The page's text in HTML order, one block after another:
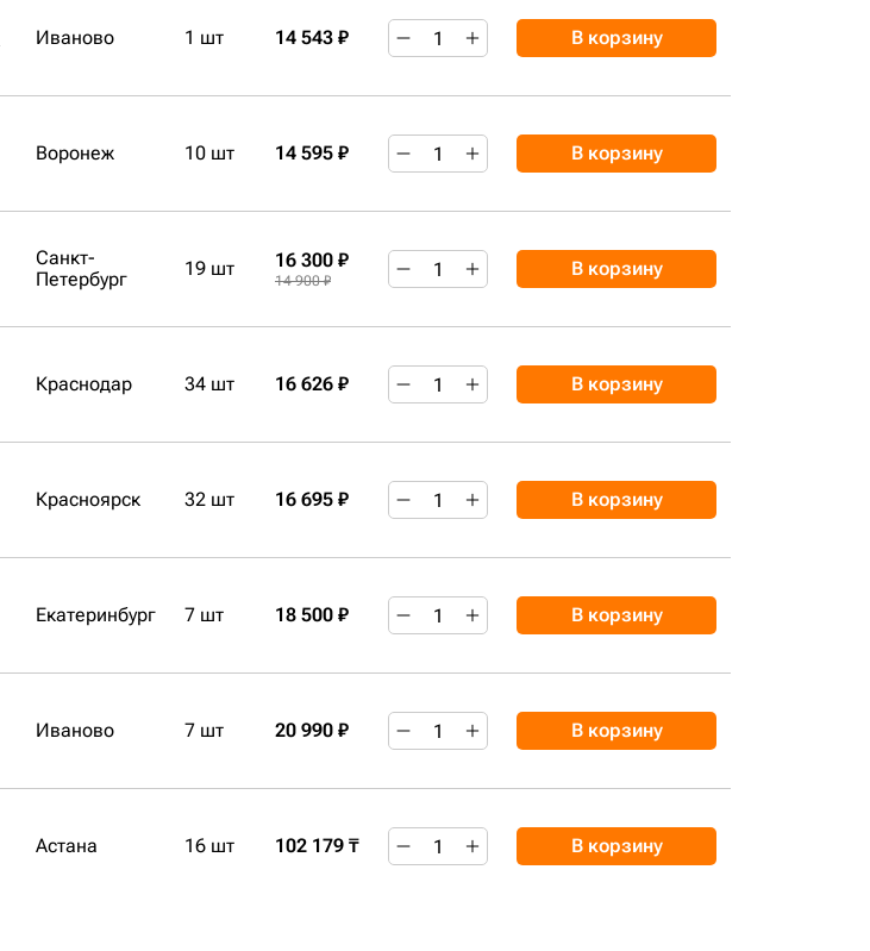
Иваново 1 шт 14 543 ₽ В корзину
Воронеж 10 шт 14 595 ₽ В корзину
Санкт-
Петербург
19 шт 16 300 ₽
14 900 ₽
В корзину
Краснодар 34 шт 16 626 ₽ В корзину
Красноярск 32 шт 16 695 ₽ В корзину
Екатеринбург 7 шт 18 500 ₽ В корзину
Иваново 7 шт 20 990 ₽ В корзину
Астана 16 шт 102 179 ₸ В корзину